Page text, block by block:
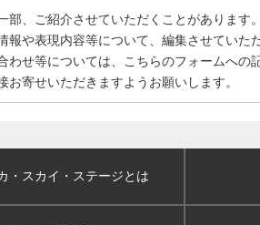
部、ご紹介させていただくことがありま
や表現内容等について、編集させていた
わせ等については、こちらのフォームへ
寄せいただきますようお願いします。
・スカイ ・ステージとは